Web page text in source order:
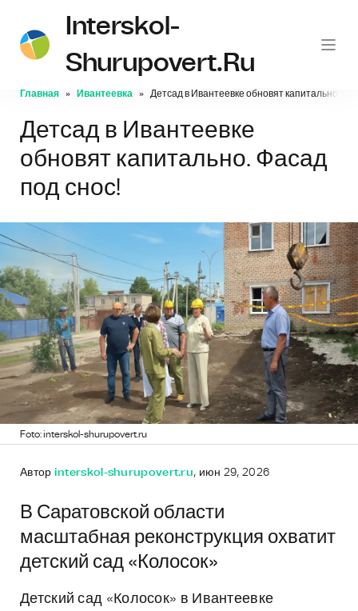
Interskol-
Shurupovert.ru
Главная Ивантеевка Детсад в Ивантеевке обновят капитально.
Детсад в Ивантеевке
обновят капитально. Фасад
под снос!
Foto: interskol-shurupovert.ru
Автор interskol-shurupovert.ru, июн 29, 2026
В Саратовской области
масштабная реконструкция охватит
детский сад «Колосок»
Детский сад «Колосок» в Ивантеевке